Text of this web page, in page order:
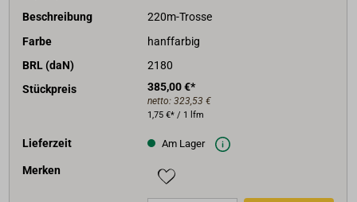
Beschreibung
220m-Trosse
Farbe
hanffarbig
BRL (daN)
2180
Stückpreis
385,00 €*
netto: 323,53 €
1,75 €* / 1 lfm
Lieferzeit Am Lager
Merken